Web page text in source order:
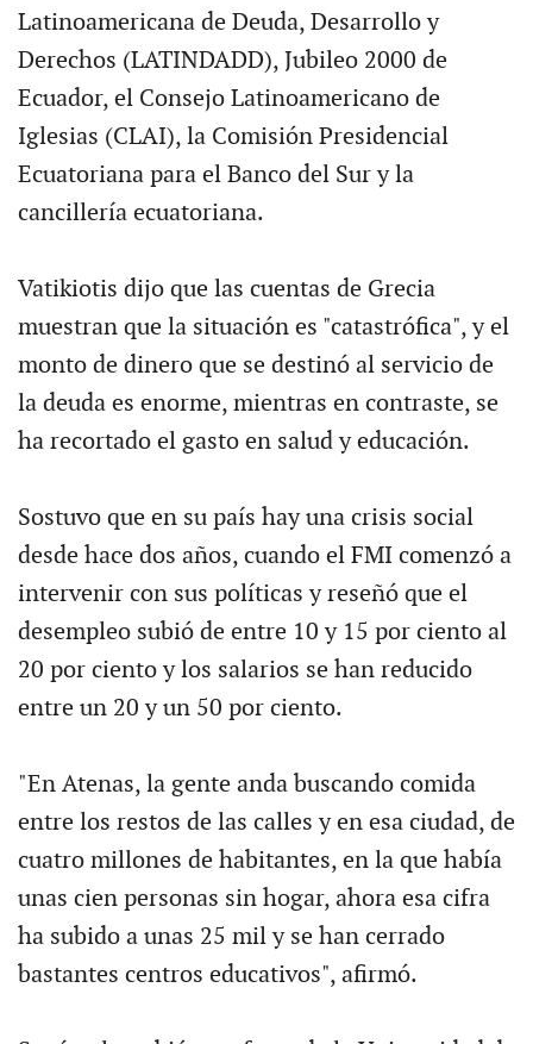
Latinoamericana de Deuda, Desarrollo y
Derechos (LATINDADD), Jubileo 2000 de
Ecuador, el Consejo Latinoamericano de
Iglesias (CLAI), la Comisión Presidencial
Ecuatoriana para el Banco del Sur y la
cancillería ecuatoriana.
Vatikiotis dijo que las cuentas de Grecia
muestran que la situación es "catastrófica", y el
monto de dinero que se destinó al servicio de
la deuda es enorme, mientras en contraste, se
ha recortado el gasto en salud y educación.
Sostuvo que en su país hay una crisis social
desde hace dos años, cuando el FMI comenzó a
intervenir con sus políticas y reseñó que el
desempleo subió de entre 10 y 15 por ciento al
20 por ciento y los salarios se han reducido
entre un 20 y un 50 por ciento.
"En Atenas, la gente anda buscando comida
entre los restos de las calles y en esa ciudad, de
cuatro millones de habitantes, en la que había
unas cien personas sin hogar, ahora esa cifra
ha subido a unas 25 mil y se han cerrado
bastantes centros educativos", afirmó.